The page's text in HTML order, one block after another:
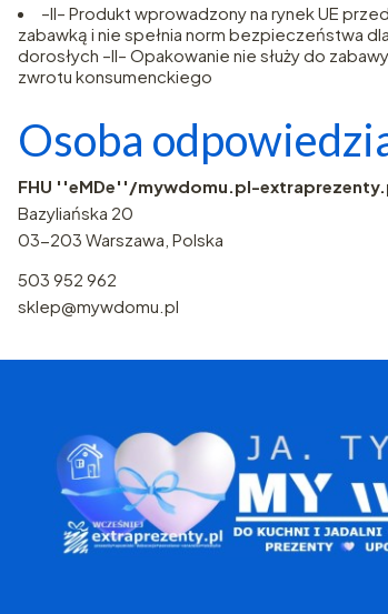
–II– Produkt wprowadzony na rynek UE
zabawką i nie spełnia norm bezpieczeństwa
dorosłych –II– Opakowanie nie służy do
zwrotu konsumenckiego
Osoba
FHU ''eMDe''/mywdomu.pl-
Bazyliańska 20
03-203 Warszawa, Polska
503 952 962
sklep@mywdomu.pl